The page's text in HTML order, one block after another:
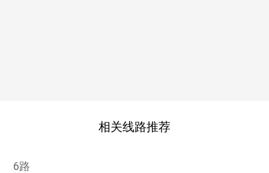
相关线路推荐
6路